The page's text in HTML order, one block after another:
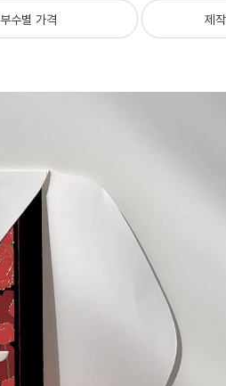
부수별 가격 제